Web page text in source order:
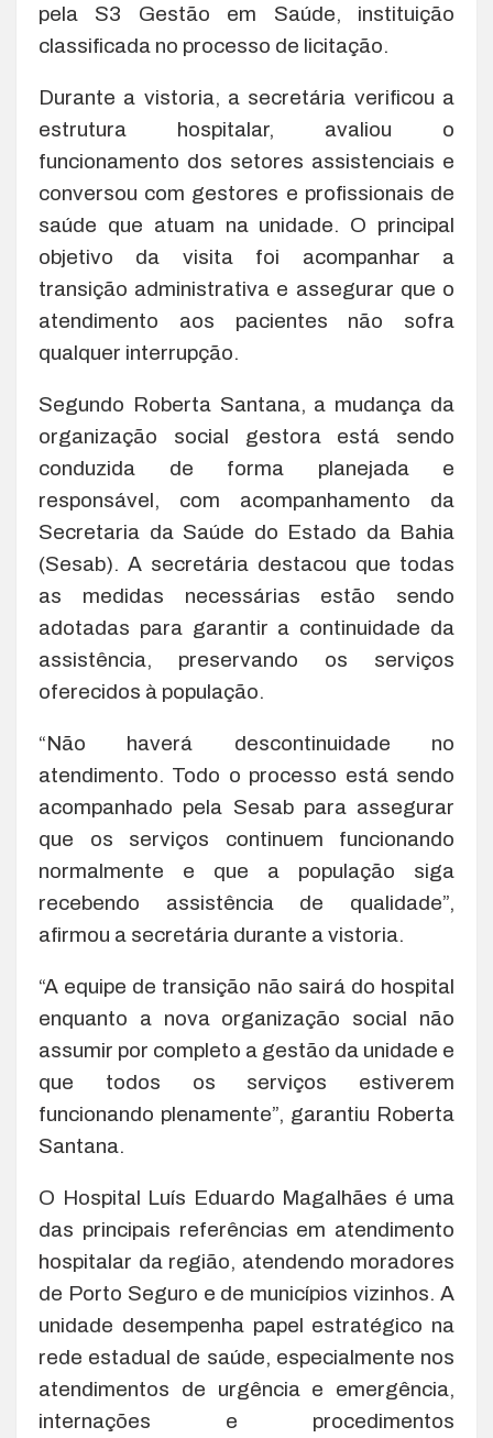
pela S3 Gestão em Saúde, instituição
classificada no processo de licitação.
Durante a vistoria, a secretária verificou a
estrutura hospitalar, avaliou o
funcionamento dos setores assistenciais e
conversou com gestores e profissionais de
saúde que atuam na unidade. O principal
objetivo da visita foi acompanhar a
transição administrativa e assegurar que o
atendimento aos pacientes não sofra
qualquer interrupção.
Segundo Roberta Santana, a mudança da
organização social gestora está sendo
conduzida de forma planejada e
responsável, com acompanhamento da
Secretaria da Saúde do Estado da Bahia
(Sesab). A secretária destacou que todas
as medidas necessárias estão sendo
adotadas para garantir a continuidade da
assistência, preservando os serviços
oferecidos à população.
“Não haverá descontinuidade no
atendimento. Todo o processo está sendo
acompanhado pela Sesab para assegurar
que os serviços continuem funcionando
normalmente e que a população siga
recebendo assistência de qualidade”,
afirmou a secretária durante a vistoria.
“A equipe de transição não sairá do hospital
enquanto a nova organização social não
assumir por completo a gestão da unidade e
que todos os serviços estiverem
funcionando plenamente”, garantiu Roberta
Santana.
O Hospital Luís Eduardo Magalhães é uma
das principais referências em atendimento
hospitalar da região, atendendo moradores
de Porto Seguro e de municípios vizinhos. A
unidade desempenha papel estratégico na
rede estadual de saúde, especialmente nos
atendimentos de urgência e emergência,
internações e procedimentos